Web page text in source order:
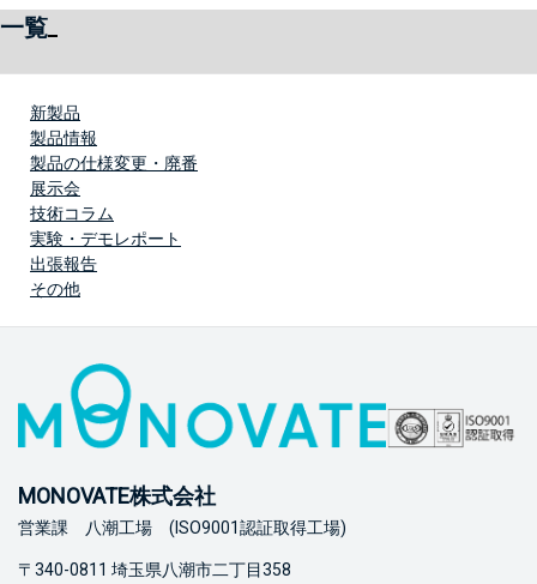
一覧
新製品
製品情報
製品の仕様変更・廃番
展示会
技術コラム
実験・デモレポート
出張報告
その他
MONOVATE株式会社
営業課 八潮工場 (ISO9001認証取得工場)
〒340-0811 埼玉県八潮市二丁目358